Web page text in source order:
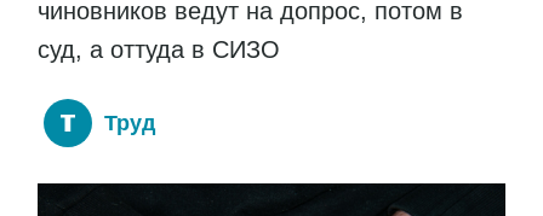
чиновников ведут на допрос, потом в
суд, а оттуда в СИЗО
Труд